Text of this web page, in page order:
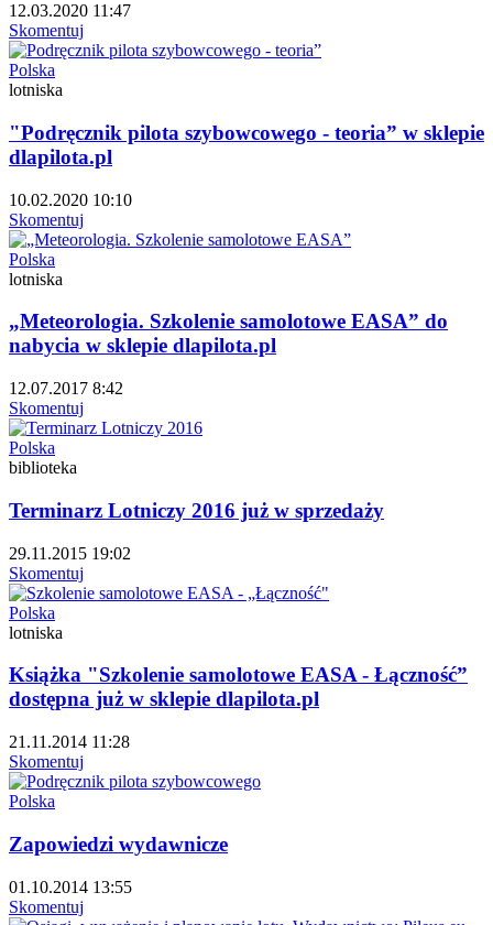
12.03.2020 11:47
Skomentuj
Polska
lotniska
"Podręcznik pilota szybowcowego - teoria” w sklepie
dlapilota.pl
10.02.2020 10:10
Skomentuj
Polska
lotniska
„Meteorologia. Szkolenie samolotowe EASA” do
nabycia w sklepie dlapilota.pl
12.07.2017 8:42
Skomentuj
Polska
biblioteka
Terminarz Lotniczy 2016 już w sprzedaży
29.11.2015 19:02
Skomentuj
Polska
lotniska
Książka "Szkolenie samolotowe EASA - Łączność”
dostępna już w sklepie dlapilota.pl
21.11.2014 11:28
Skomentuj
Polska
Zapowiedzi wydawnicze
01.10.2014 13:55
Skomentuj